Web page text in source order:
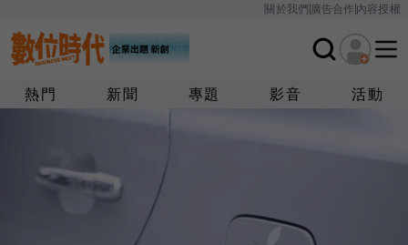
關於我們廣告合作內容授權
熱門 新聞 專題 影音 活動